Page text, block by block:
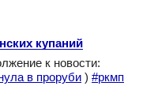
купаний
к новости:
в проруби ) #ркмп